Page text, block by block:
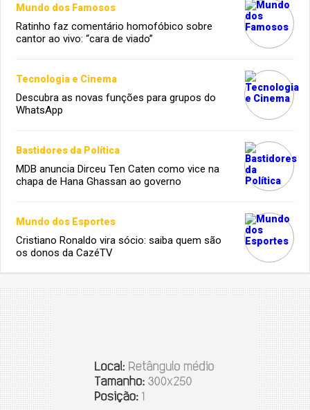
Mundo dos Famosos
Ratinho faz comentário homofóbico sobre
cantor ao vivo: “cara de viado”
Tecnologia e Cinema
Descubra as novas funções para grupos do
WhatsApp
Bastidores da Política
MDB anuncia Dirceu Ten Caten como vice na
chapa de Hana Ghassan ao governo
Mundo dos Esportes
Cristiano Ronaldo vira sócio: saiba quem são
os donos da CazéTV